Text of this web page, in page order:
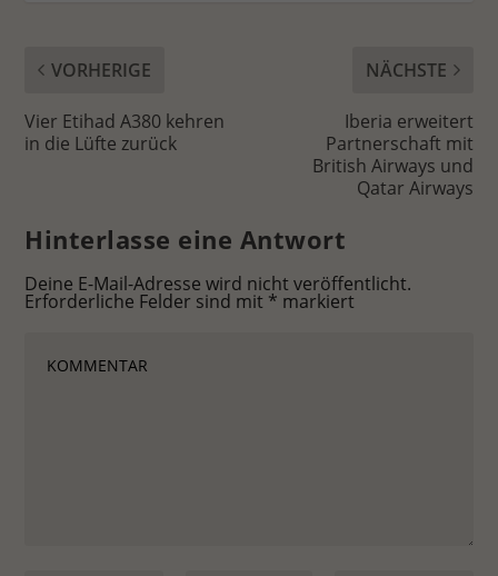
VORHERIGE
Vier Etihad A380 kehren
in die Lüfte zurück
NÄCHSTE
Iberia erweitert
Partnerschaft mit
British Airways und
Qatar Airways
Hinterlasse eine Antwort
Deine E-Mail-Adresse wird nicht veröffentlicht.
Erforderliche Felder sind mit * markiert